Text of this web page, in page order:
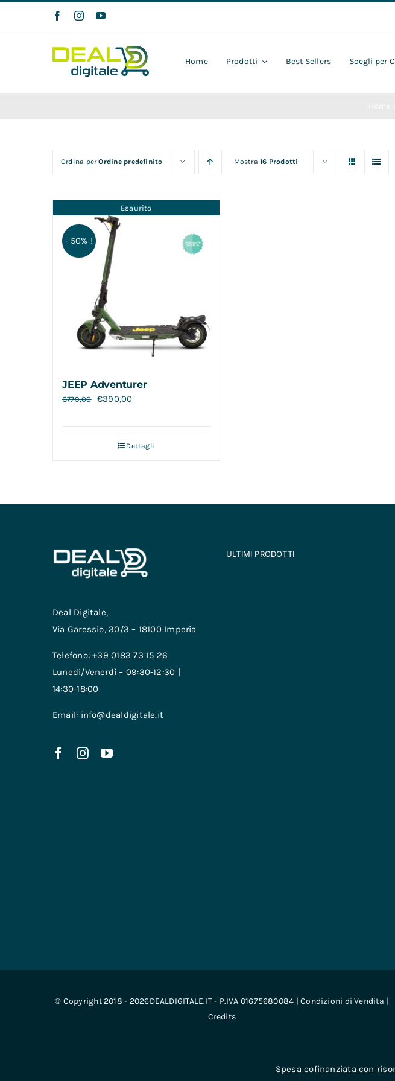
Home Prodotti Best Sellers Scegli per
Ordina perOrdine predefinito Mostra16 Prodotti
Esaurito
- 50% !
JEEP Adventurer
€779,00 €390,00
Dettagli
Deal Digitale,
Via Garessio, 30/3 – 18100 Imperia
Telefono: +39 0183 73 15 26
Lunedi/Venerdì – 09:30-12:30 |
14:30-18:00
Email: info@dealdigitale.it
ULTIMI PRODOTTI
© Copyright 2018 - 2026DEALDIGITALE.IT - P.IVA 01675680084 |Condizioni di Vendita |
Credits
Spesa cofinanziata con